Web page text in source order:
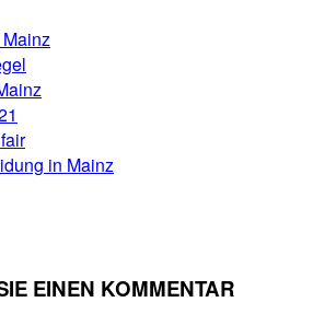
in Mainz
EINEN KOMMENTAR